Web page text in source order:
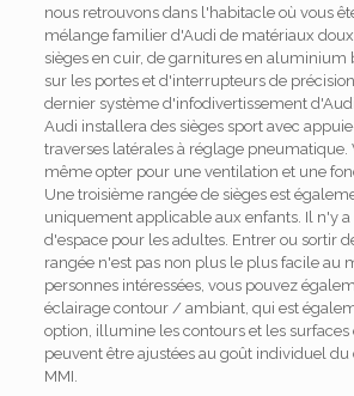
nous retrouvons dans l'habitacle où vous
mélange familier d'Audi de matériaux
sièges en cuir, de garnitures en aluminium
sur les portes et d'interrupteurs de
dernier système d'infodivertissement
Audi installera des sièges sport avec
traverses latérales à réglage pneumatique.
même opter pour une ventilation et une
Une troisième rangée de sièges est
uniquement applicable aux enfants. Il n'y a
d'espace pour les adultes. Entrer ou sortir
rangée n'est pas non plus le plus facile au
personnes intéressées, vous pouvez
éclairage contour / ambiant, qui est
option, illumine les contours et les
peuvent être ajustées au goût individuel
MMI.